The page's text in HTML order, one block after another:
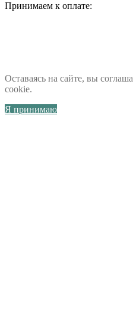
Принимаем к оплате:
Оставаясь на сайте, вы
cookie.
Я принимаю